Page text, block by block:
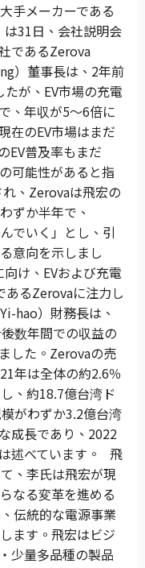
手メーカーである
31日、会社説明会
であるZerova
）董事長は、2年前
が、EV市場の充電
、年収が5〜6倍に
在のEV市場はまだ
EV普及率もまだ
可能性があると指
、Zerovaは飛宏の
ずか半年で、
でいく」とし、引
意向を示しまし
け、EVおよび充電
あるZerovaに注力し
hao）財務長は、
数年間での収益の
した。Zerovaの売
年は全体の約2.6％
、約18.7億台湾ド
がわずか3.2億台湾
成長であり、2022
述べています。 飛
、李氏は飛宏が現
なる変革を進める
伝統的な電源事業
ます。飛宏はビジ
少量多品種の製品